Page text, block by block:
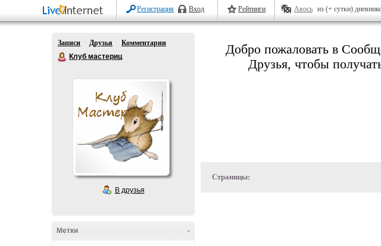
Регистрация Вход Рейтинги Авось из (+ сутки)
Записи Друзья
Комментарии
Клуб мастериц
В друзья
-
Метки
Добро пожаловать в
Друзья, чтобы
Страницы: